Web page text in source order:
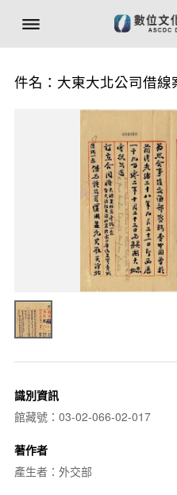
件名：大東大北公司借線
識別資訊
館藏號：03-02-066-02-017
著作者
產生者：外交部